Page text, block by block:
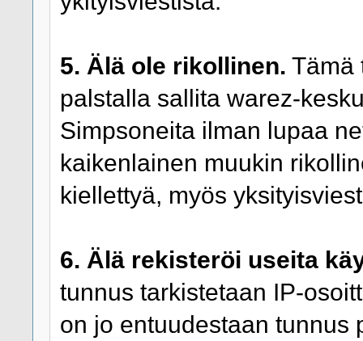
5. Älä ole rikollinen. Tämä
palstalla sallita warez-
Simpsoneita ilman lupaa
kaikenlainen muukin
kiellettyä, myös
6. Älä rekisteröi useita
tunnus tarkistetaan IP-
on jo entuudestaan tunnus